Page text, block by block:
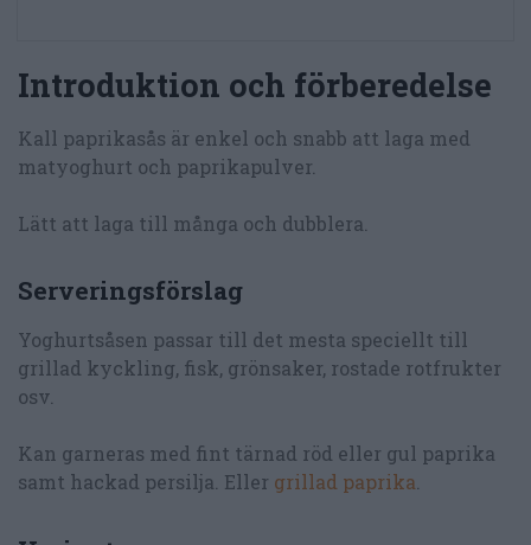
Introduktion och förberedelse
Kall paprikasås är enkel och snabb att laga med
matyoghurt och paprikapulver.
Lätt att laga till många och dubblera.
Serveringsförslag
Yoghurtsåsen passar till det mesta speciellt till
grillad kyckling, fisk, grönsaker, rostade rotfrukter
osv.
Kan garneras med fint tärnad röd eller gul paprika
samt hackad persilja. Eller grillad paprika.